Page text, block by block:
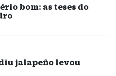
bom: as teses do
jalapeño levou